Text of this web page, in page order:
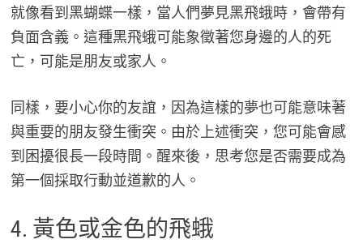
就像看到黑蝴蝶一樣，當人們夢見黑飛蛾時，會帶有
負面含義。這種黑飛蛾可能象徵著您身邊的人的死
亡，可能是朋友或家人。
同樣，要小心你的友誼，因為這樣的夢也可能意味著
與重要的朋友發生衝突。由於上述衝突，您可能會感
到困擾很長一段時間。醒來後，思考您是否需要成為
第一個採取行動並道歉的人。
4. 黃色或金色的飛蛾